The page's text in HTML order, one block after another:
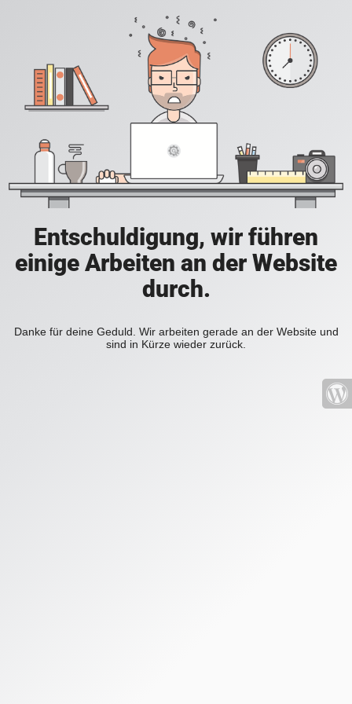
Entschuldigung, wir führen
einige Arbeiten an der Website
durch.
Danke für deine Geduld. Wir arbeiten gerade an der Website und
sind in Kürze wieder zurück.